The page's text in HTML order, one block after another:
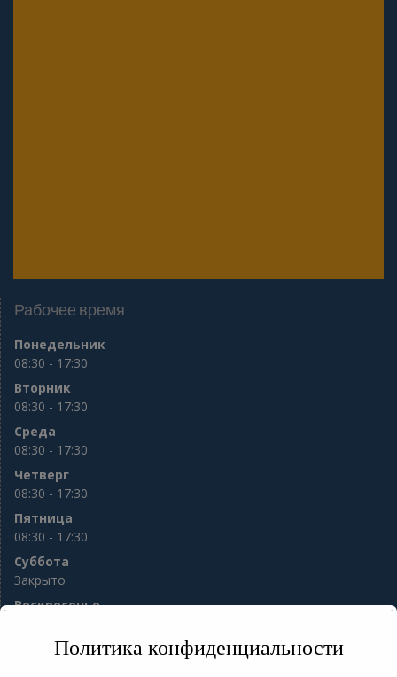
Рабочее время
Понедельник
08:30 - 17:30
Вторник
08:30 - 17:30
Среда
08:30 - 17:30
Четверг
08:30 - 17:30
Пятница
08:30 - 17:30
Суббота
Закрыто
Воскресенье
e-mail:sod56@mail.ru
Политика конфиденциальности